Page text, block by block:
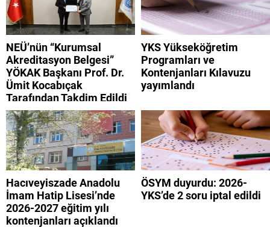
NEÜ’nün “Kurumsal
Akreditasyon Belgesi”
YÖKAK Başkanı Prof. Dr.
Ümit Kocabıçak
Tarafından Takdim Edildi
YKS Yükseköğretim
Programları ve
Kontenjanları Kılavuzu
yayımlandı
Hacıveyiszade Anadolu
İmam Hatip Lisesi’nde
2026-2027 eğitim yılı
kontenjanları açıklandı
ÖSYM duyurdu: 2026-
YKS’de 2 soru iptal edildi